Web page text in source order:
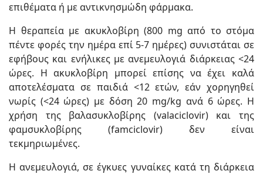
επιθέματα ή με αντικνησμώδη φάρμακα.
Η θεραπεία με ακυκλοβίρη (800 mg από το στόμα
πέντε φορές την ημέρα επί 5-7 ημέρες) συνιστάται σε
εφήβους και ενήλικες με ανεμευλογιά διάρκειας <24
ώρες. Η ακυκλοβίρη μπορεί επίσης να έχει καλά
αποτελέσματα σε παιδιά <12 ετών, εάν χορηγηθεί
νωρίς (<24 ώρες) με δόση 20 mg/kg ανά 6 ώρες. Η
χρήση της βαλασυκλοβίρης (valaciclovir) και της
φαμσυκλοβίρης (famciclovir) δεν είναι
τεκμηριωμένες.
Η ανεμευλογιά, σε έγκυες γυναίκες κατά τη διάρκεια